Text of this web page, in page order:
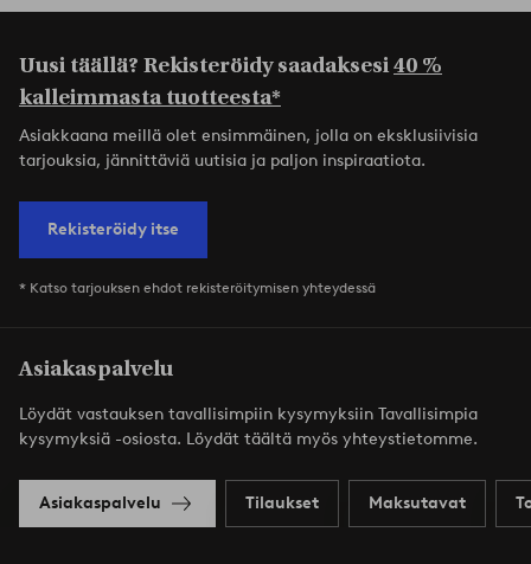
Uusi täällä? Rekisteröidy saadaksesi40 %
kalleimmasta tuotteesta*
Asiakkaana meillä olet ensimmäinen, jolla on eksklusiivisia
tarjouksia, jännittäviä uutisia ja paljon inspiraatiota.
Rekisteröidy itse
* Katso tarjouksen ehdot rekisteröitymisen yhteydessä
Asiakaspalvelu
Löydät vastauksen tavallisimpiin kysymyksiin Tavallisimpia
kysymyksiä -osiosta. Löydät täältä myös yhteystietomme.
Asiakaspalvelu Tilaukset Maksutavat